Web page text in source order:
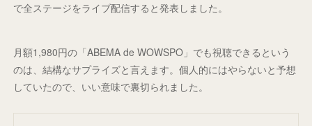
で全ステージをライブ配信すると発表しました。
月額1,980円の「ABEMA de WOWSPO」でも視聴できるという
のは、結構なサプライズと言えます。個人的にはやらないと予想
していたので、いい意味で裏切られました。